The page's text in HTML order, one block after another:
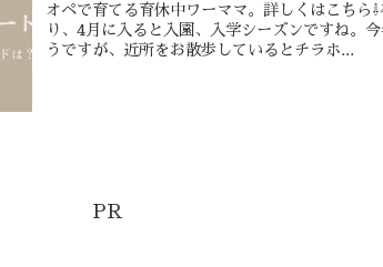
オペで育てる育休中ワーママ。詳しくはこちら
り、4月に入ると入園、入学シーズンですね。
うですが、近所をお散歩しているとチラホ...
PR